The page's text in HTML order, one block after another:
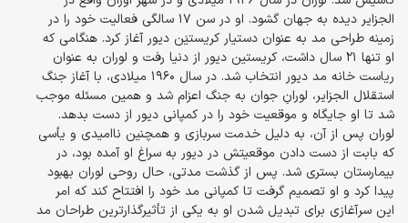
الجزایر دیده به جهان گشود. او در سن 17 سالگی فعالیت خود را در
زمینه طراحی مد به عنوان دستیار کریستیَن دیور آغاز کرد. هنگامی که
او تنها 21 سال داشت، کریستین دیور از دنیا رفت و لوران به عنوان
ریاست خانه مد دیور انتخاب شد. در سال 1960 میلادی، با آغاز جنگ
استقلال الجزایر، لورانِ جوان به جنگ اعزام شد و همین مسئله موجب
شد تا او جایگاه و موقعیت خود را در کمپانی دیور از دست بدهد.
لوران پس از آن، به دلیل خدمت سربازی و همچنین ناامیدی و يأسی
که بابت از دست دادن موقعیتش در دیور به سراغ او آمده بود، در
بیمارستان بستری شد. پس از گذشت مدتی، حال روحی لوران بهبود
پیدا کرد و او تصمیم گرفت تا کمپانی مد خود را افتتاح کند که امر
این سرآغازی برای تبدیل شدن او به یکی از تأثیرگذارترین طراحان مد